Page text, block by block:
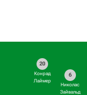
6
Николас
Зайвальд
20
Конрад
Лаймер